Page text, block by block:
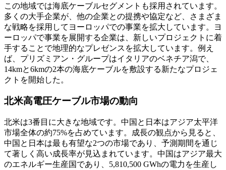
この地域では海底ケーブルセグメントも採用されています。
多くの大手企業が、他の企業との提携や協定など、さまざま
な戦略を採用してヨーロッパでの事業を拡大しています。ヨ
ーロッパで事業を展開する企業は、新しいプロジェクトに着
手することで地理的なプレゼンスを拡大しています。例え
ば、プリズミアン・グループはイタリアのベネチア潟で、
14kmと6kmの2本の海底ケーブルを敷設する新たなプロジェ
クトを開始した。
北米高電圧ケーブル市場の動向
北米は3番目に大きな地域です。中国と日本はアジア太平洋
市場全体の約75%を占めています。成長の観点から見ると、
中国と日本は最も有望な2つの市場であり、予測期間を通じ
て著しく高い成長率が見込まれています。中国はアジア最大
のエネルギー生産国であり、5,810,500 GWhの電力を生産し